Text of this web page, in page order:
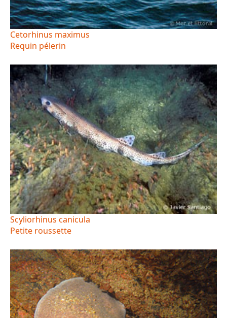
Cetorhinus maximus
Requin pélerin
Scyliorhinus canicula
Petite roussette